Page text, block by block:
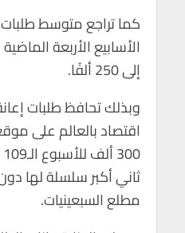
كما تراجع متوسط طلبات
إلى 250 ألفًا.
وبذلك تحافظ طلبات
اقتصاد بالعالم على
ثاني أكبر سلسلة لها
مطلع السبعينيات.